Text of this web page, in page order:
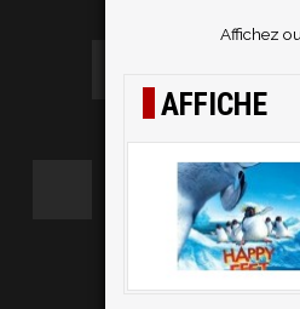
Affichez
AFFICHE